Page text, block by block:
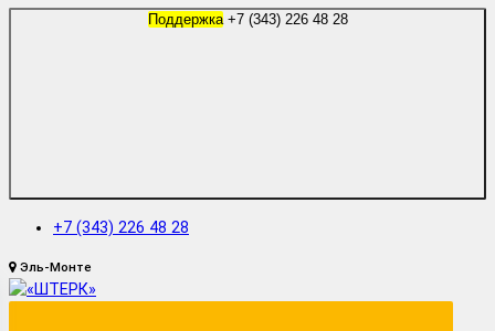
Поддержка +7 (343) 226 48 28
+7 (343) 226 48 28
Эль-Монте